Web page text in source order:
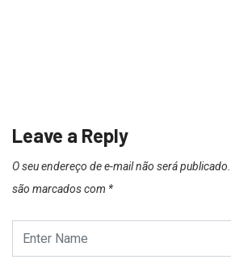
Leave a Reply
O seu endereço de e-mail não será publicado.
são marcados com *